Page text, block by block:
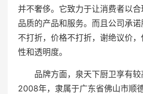
并不奢侈。它致力于让消费者以
品质的产品和服务。而且公司承
不打折，价格不打折，谢绝议价
性和透明度。
品牌方面，泉天下厨卫享有
2008年，隶属于广东省佛山市顺